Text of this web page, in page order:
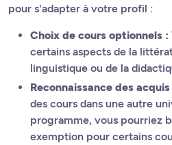
pour s'adapter à votre profil :
Choix de cours optionnels :
certains aspects de la
linguistique ou de la
Reconnaissance des acquis
des cours dans une autre
programme, vous pourriez
exemption pour certains